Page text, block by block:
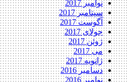
نوامبر 2017
سپتامبر 2017
آگوست 2017
جولای 2017
ژوئن 2017
می 2017
ژانویه 2017
دسامبر 2016
نوامبر 2016